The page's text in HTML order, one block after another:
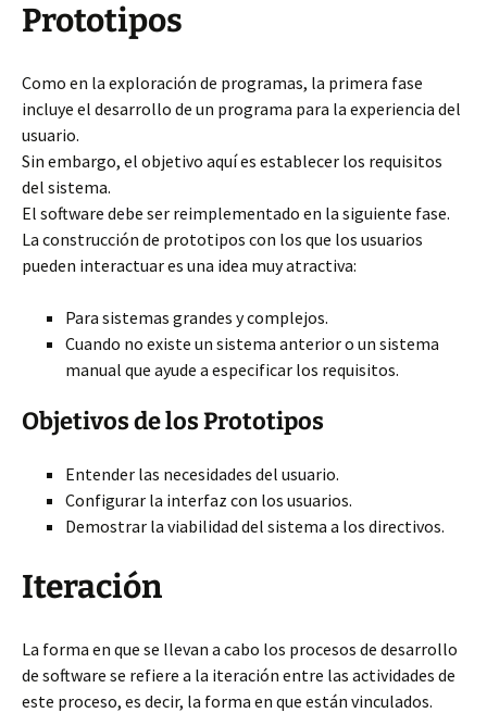
Prototipos
Como en la exploración de programas, la primera fase
incluye el desarrollo de un programa para la experiencia del
usuario.
Sin embargo, el objetivo aquí es establecer los requisitos
del sistema.
El software debe ser reimplementado en la siguiente fase.
La construcción de prototipos con los que los usuarios
pueden interactuar es una idea muy atractiva:
Para sistemas grandes y complejos.
Cuando no existe un sistema anterior o un sistema
manual que ayude a especificar los requisitos.
Objetivos de los Prototipos
Entender las necesidades del usuario.
Configurar la interfaz con los usuarios.
Demostrar la viabilidad del sistema a los directivos.
Iteración
La forma en que se llevan a cabo los procesos de desarrollo
de software se refiere a la iteración entre las actividades de
este proceso, es decir, la forma en que están vinculados.